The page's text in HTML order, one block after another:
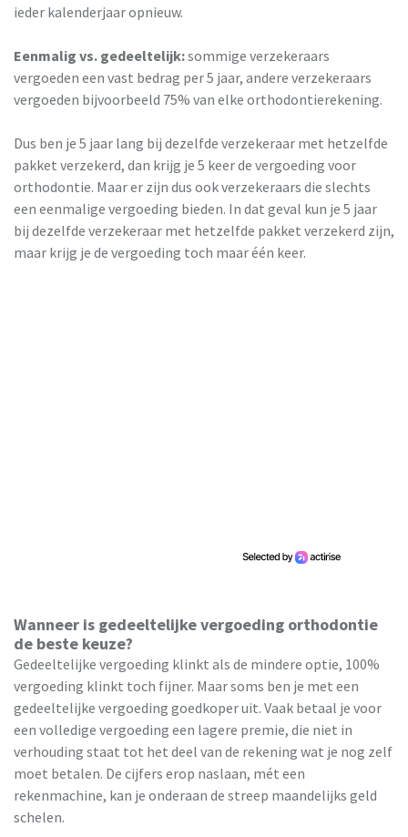
ieder kalenderjaar opnieuw.
Eenmalig vs. gedeeltelijk:sommige verzekeraars
vergoeden een vast bedrag per 5 jaar, andere verzekeraars
vergoeden bijvoorbeeld 75% van elke orthodontierekening.
Dus ben je 5 jaar lang bij dezelfde verzekeraar met hetzelfde
pakket verzekerd, dan krijg je 5 keer de vergoeding voor
orthodontie. Maar er zijn dus ook verzekeraars die slechts
een eenmalige vergoeding bieden. In dat geval kun je 5 jaar
bij dezelfde verzekeraar met hetzelfde pakket verzekerd zijn,
maar krijg je de vergoeding toch maar één keer.
Wanneer is gedeeltelijke vergoeding orthodontie
de beste keuze?
Gedeeltelijke vergoeding klinkt als de mindere optie, 100%
vergoeding klinkt toch fijner. Maar soms ben je met een
gedeeltelijke vergoeding goedkoper uit. Vaak betaal je voor
een volledige vergoeding een lagere premie, die niet in
verhouding staat tot het deel van de rekening wat je nog zelf
moet betalen. De cijfers erop naslaan, mét een
rekenmachine, kan je onderaan de streep maandelijks geld
schelen.